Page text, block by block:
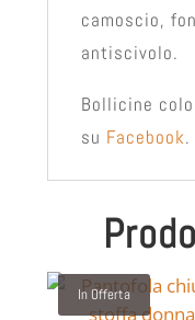
camoscio,
antiscivolo.
Bollicine
su Facebook.
In Offerta